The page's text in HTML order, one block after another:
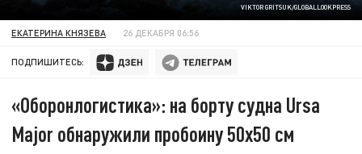
VIKTOR GRITSUK/GLOBALLOOKPRESS
ЕКАТЕРИНА КНЯЗЕВА 26 ДЕКАБРЯ 06:56
ПОДПИШИТЕСЬ:
«Оборонлогистика»: на борту судна Ursa
Major обнаружили пробоину 50х50 см